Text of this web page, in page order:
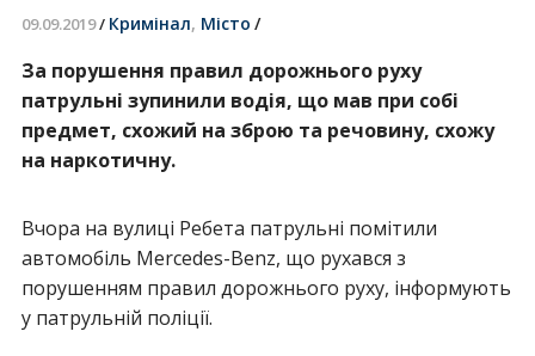
09.09.2019/ Кримінал, Місто /
За порушення правил дорожнього руху
патрульні зупинили водія, що мав при собі
предмет, схожий на зброю та речовину, схожу
на наркотичну.
Вчора на вулиці Ребета патрульні помітили
автомобіль Mercedes-Benz, що рухався з
порушенням правил дорожнього руху, інформують
у патрульній поліції.